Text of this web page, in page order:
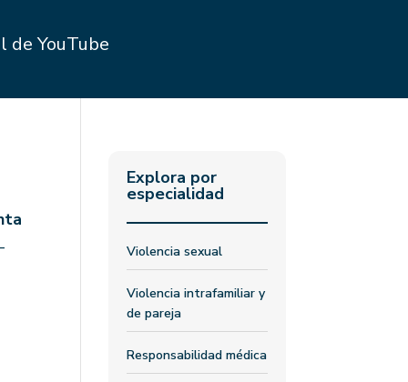
de YouTube
Explora por
especialidad
Violencia sexual
Violencia intrafamiliar y
de pareja
Responsabilidad médica